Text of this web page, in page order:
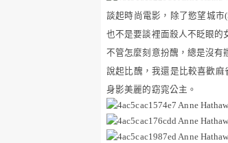
談起時尚電影，除了慾望城市
也不是要談裡面殺人不眨眼的
不管怎麼刻意扮醜，總是沒有
說起比醜，我還是比較喜歡麻
身影美麗的窈窕公主。